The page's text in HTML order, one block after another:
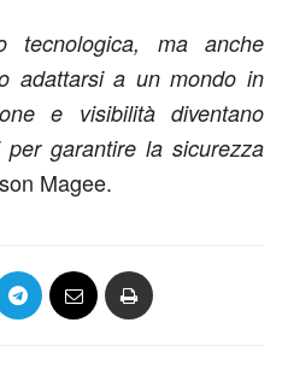
ma anche
adattarsi a un mondo in
e visibilità diventano
per garantire la sicurezza
Magee.